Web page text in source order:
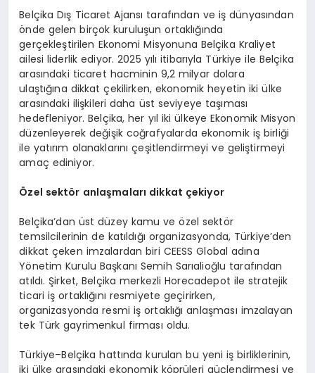
Belçika Dış Ticaret Ajansı tarafından ve iş dünyasından
önde gelen birçok kuruluşun ortaklığında
gerçekleştirilen Ekonomi Misyonuna Belçika Kraliyet
ailesi liderlik ediyor. 2025 yılı itibarıyla Türkiye ile Belçika
arasındaki ticaret hacminin 9,2 milyar dolara
ulaştığına dikkat çekilirken, ekonomik heyetin iki ülke
arasındaki ilişkileri daha üst seviyeye taşıması
hedefleniyor. Belçika, her yıl iki ülkeye Ekonomik Misyon
düzenleyerek değişik coğrafyalarda ekonomik iş birliği
ile yatırım olanaklarını çeşitlendirmeyi ve geliştirmeyi
amaç ediniyor.
Özel sektör anlaşmaları dikkat çekiyor
Belçika’dan üst düzey kamu ve özel sektör
temsilcilerinin de katıldığı organizasyonda, Türkiye’den
dikkat çeken imzalardan biri CEESS Global adına
Yönetim Kurulu Başkanı Semih Sarıalioğlu tarafından
atıldı. Şirket, Belçika merkezli Horecadepot ile stratejik
ticari iş ortaklığını resmiyete geçirirken,
organizasyonda resmi iş ortaklığı anlaşması imzalayan
tek Türk gayrimenkul firması oldu.
Türkiye–Belçika hattında kurulan bu yeni iş birliklerinin,
iki ülke arasındaki ekonomik köprüleri güçlendirmesi ve